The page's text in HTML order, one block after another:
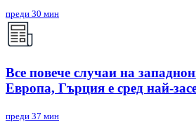
преди 30 мин
Все повече случаи на
Европа, Гърция е сред най-
преди 37 мин